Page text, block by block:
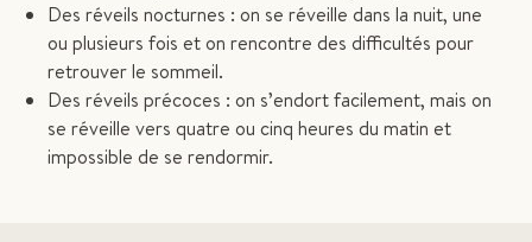
Des réveils nocturnes : on se réveille dans la nuit, une
ou plusieurs fois et on rencontre des difficultés pour
retrouver le sommeil.
Des réveils précoces : on s’endort facilement, mais on
se réveille vers quatre ou cinq heures du matin et
impossible de se rendormir.